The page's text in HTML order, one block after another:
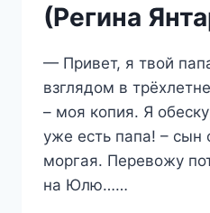
(Регина
— Привет, я твой
взглядом в
– моя копия. Я
уже есть папа! – сын
моргая. Перевожу
на Юлю……